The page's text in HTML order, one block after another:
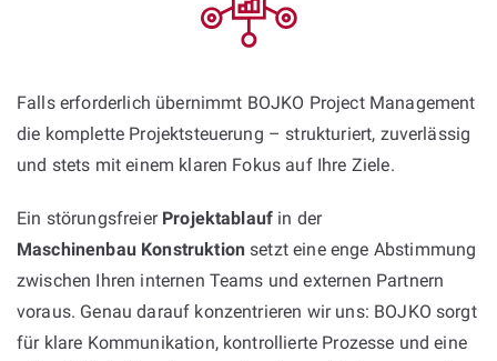
Falls erforderlich übernimmt BOJKO Project Management
die komplette Projektsteuerung – strukturiert, zuverlässig
und stets mit einem klaren Fokus auf Ihre Ziele.
Ein störungsfreier Projektablauf in der
Maschinenbau Konstruktion setzt eine enge Abstimmung
zwischen Ihren internen Teams und externen Partnern
voraus. Genau darauf konzentrieren wir uns: BOJKO sorgt
für klare Kommunikation, kontrollierte Prozesse und eine